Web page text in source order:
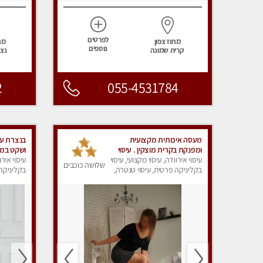
מחוז צפון
קרית שמונה
לפרטים
נוספים
055-4531784
מעסה איכותית מקצועית
ומפנקת בקרית מוצקין . עיסוי
חלומי ..... בנהריה
עיסוי אירוודה, עיסוי מקצועי, עיסוי
בקליניקה פרטית, עיסוי טנטרה,
שלושה כוכבים
בנצרת
ושקט
מאוד
עיסוי